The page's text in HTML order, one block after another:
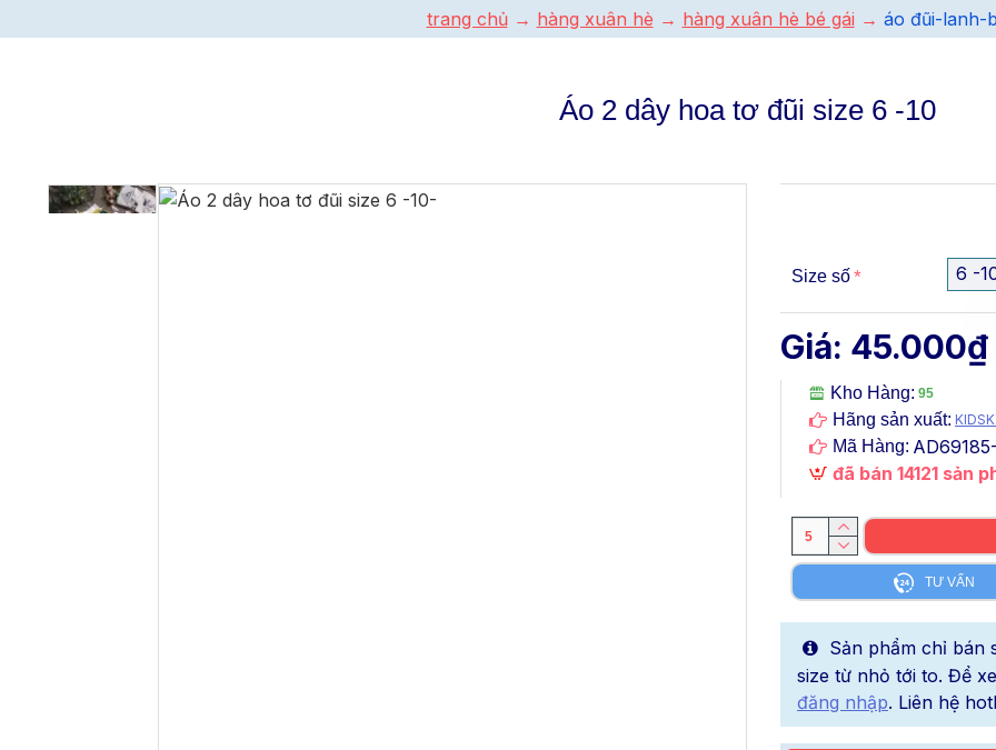
trang chủ hàng xuân hè hàng xuân hè bé gái áo đũi-lanh-
Áo 2 dây hoa tơ đũi size 6 -10
Kho Hàng: 95
Hãng sản xuất:
Mã Hàng:
đã bán 14121 sản
Giá: 45.000₫
Size số 6 -
TƯ VẤN
Sản phẩm chỉ bán
size từ nhỏ tới to. Để
đăng nhập. Liên hệ